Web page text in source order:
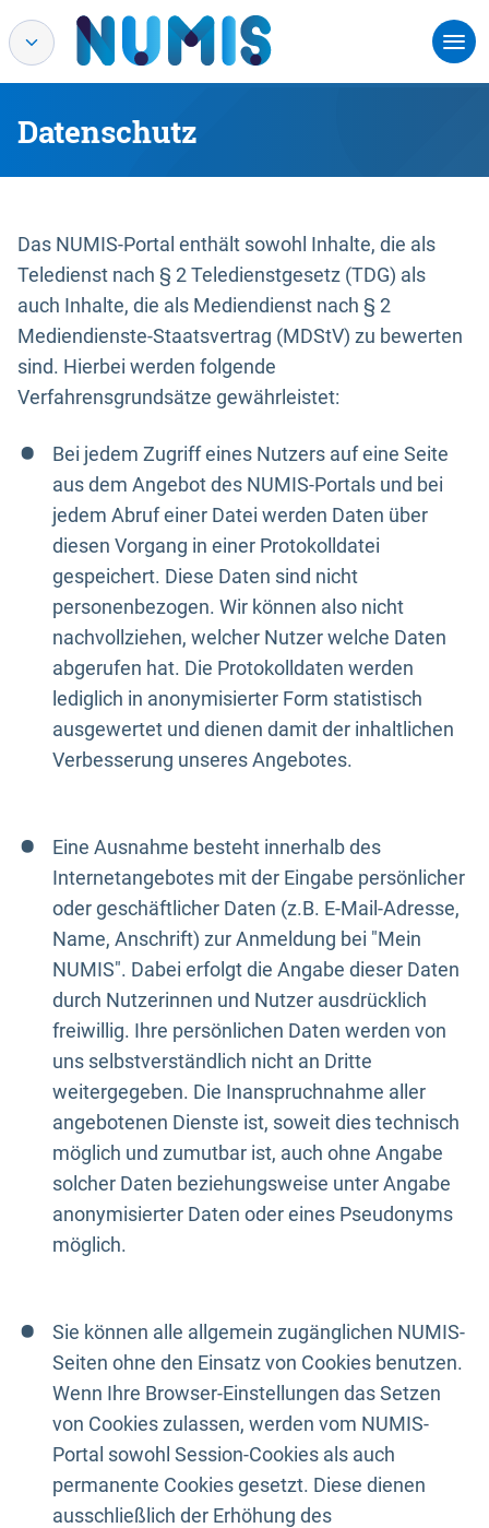
Datenschutz
Das NUMIS-Portal enthält sowohl Inhalte, die als
Teledienst nach § 2 Teledienstgesetz (TDG) als
auch Inhalte, die als Mediendienst nach § 2
Mediendienste-Staatsvertrag (MDStV) zu bewerten
sind. Hierbei werden folgende
Verfahrensgrundsätze gewährleistet:
Bei jedem Zugriff eines Nutzers auf eine Seite
aus dem Angebot des NUMIS-Portals und bei
jedem Abruf einer Datei werden Daten über
diesen Vorgang in einer Protokolldatei
gespeichert. Diese Daten sind nicht
personenbezogen. Wir können also nicht
nachvollziehen, welcher Nutzer welche Daten
abgerufen hat. Die Protokolldaten werden
lediglich in anonymisierter Form statistisch
ausgewertet und dienen damit der inhaltlichen
Verbesserung unseres Angebotes.
Eine Ausnahme besteht innerhalb des
Internetangebotes mit der Eingabe persönlicher
oder geschäftlicher Daten (z.B. E-Mail-Adresse,
Name, Anschrift) zur Anmeldung bei "Mein
NUMIS". Dabei erfolgt die Angabe dieser Daten
durch Nutzerinnen und Nutzer ausdrücklich
freiwillig. Ihre persönlichen Daten werden von
uns selbstverständlich nicht an Dritte
weitergegeben. Die Inanspruchnahme aller
angebotenen Dienste ist, soweit dies technisch
möglich und zumutbar ist, auch ohne Angabe
solcher Daten beziehungsweise unter Angabe
anonymisierter Daten oder eines Pseudonyms
möglich.
Sie können alle allgemein zugänglichen NUMIS-
Seiten ohne den Einsatz von Cookies benutzen.
Wenn Ihre Browser-Einstellungen das Setzen
von Cookies zulassen, werden vom NUMIS-
Portal sowohl Session-Cookies als auch
permanente Cookies gesetzt. Diese dienen
ausschließlich der Erhöhung des